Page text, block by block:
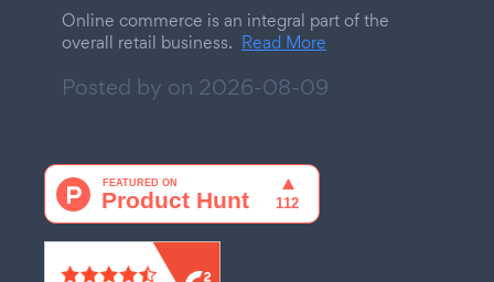
Online commerce is an integral part of the
overall retail business. Read More
Posted by on 2026-08-09